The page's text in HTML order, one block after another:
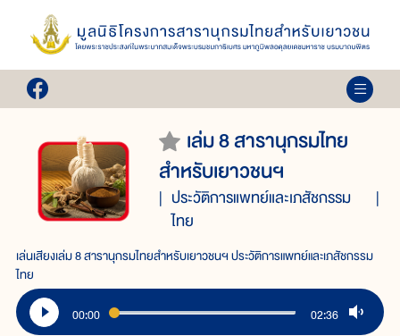
เล่ม 8 สารานุกรมไทย
สำหรับเยาวชนฯ
ประวัติการแพทย์และเภสัชกรรม
ไทย
เล่นเสียงเล่ม 8 สารานุกรมไทยสำหรับเยาวชนฯ ประวัติการแพทย์และเภสัชกรรม
ไทย
00:00 02:36